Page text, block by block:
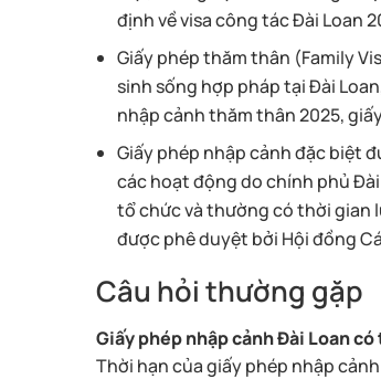
định về visa công tác Đài Loan
Giấy phép thăm thân (Family
sinh sống hợp pháp tại Đài
nhập cảnh thăm thân 2025,
Giấy phép nhập cảnh đặc biệt
các hoạt động do chính phủ
tổ chức và thường có thời gian
được phê duyệt bởi Hội đồng
Câu hỏi thường gặp
Giấy phép nhập cảnh Đài Loan
Thời hạn của giấy phép nhập